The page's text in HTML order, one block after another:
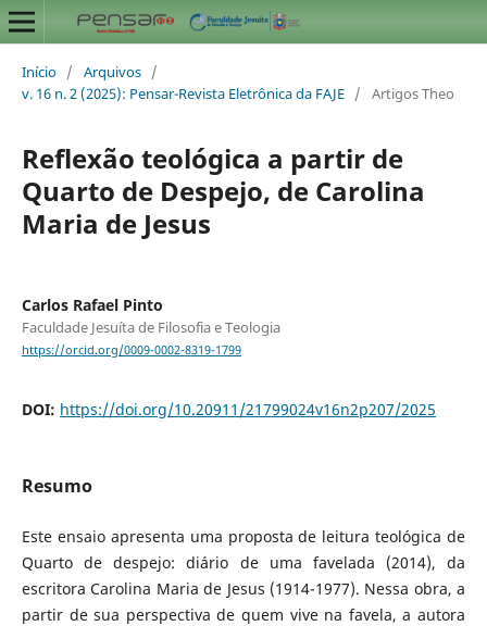
Início / Arquivos /
v. 16 n. 2 (2025): Pensar-Revista Eletrônica da FAJE / Artigos Theo
Reflexão teológica a partir de
Quarto de Despejo, de Carolina
Maria de Jesus
Carlos Rafael Pinto
Faculdade Jesuíta de Filosofia e Teologia
https://orcid.org/0009-0002-8319-1799
DOI: https://doi.org/10.20911/21799024v16n2p207/2025
Resumo
Este ensaio apresenta uma proposta de leitura teológica de
Quarto de despejo: diário de uma favelada (2014), da
escritora Carolina Maria de Jesus (1914-1977). Nessa obra, a
partir de sua perspectiva de quem vive na favela, a autora